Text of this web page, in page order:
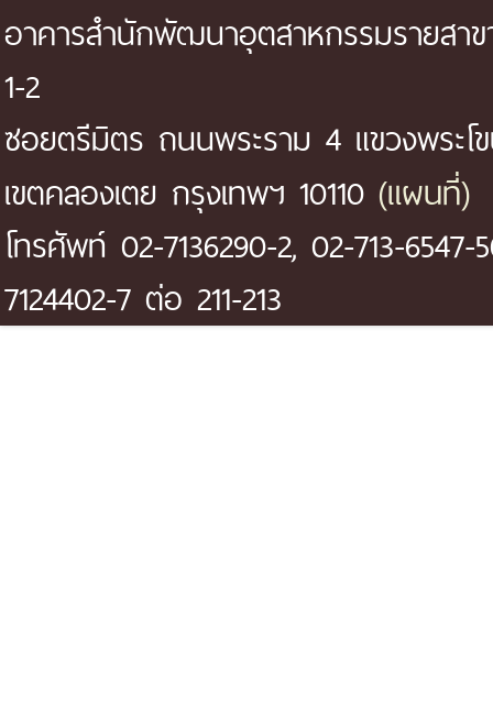
อาคารสำนักพัฒนาอุตสาหกรรมรายสา
1-2
ซอยตรีมิตร ถนนพระราม 4 แขวงพระโ
เขตคลองเตย กรุงเทพฯ 10110 (แผนที่)
โทรศัพท์ 02-7136290-2, 02-713-6547-
7124402-7 ต่อ 211-213